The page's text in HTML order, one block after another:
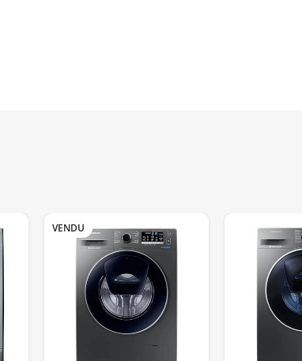
VENDU